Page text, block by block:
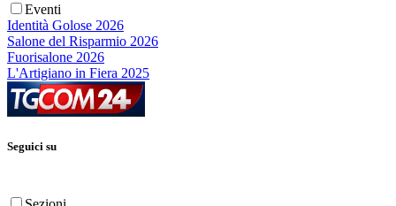
Eventi
Identità Golose 2026
Salone del Risparmio 2026
Fuorisalone 2026
L'Artigiano in Fiera 2025
Seguici su